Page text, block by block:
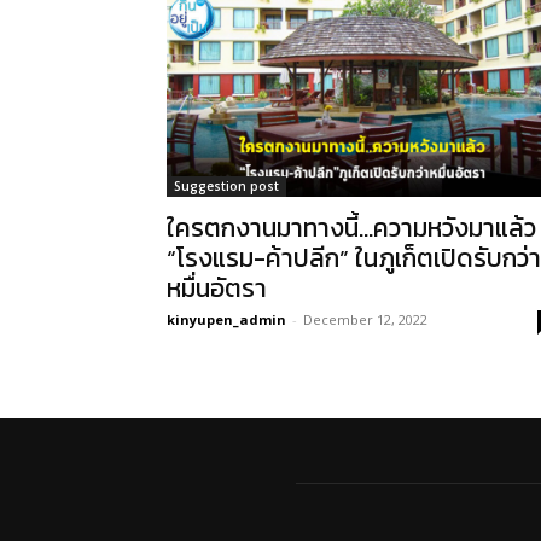
Suggestion post
ใครตกงานมาทางนี้…ความหวังมาแล้ว
“โรงแรม-ค้าปลีก” ในภูเก็ตเปิดรับกว่า
หมื่นอัตรา
kinyupen_admin - December 12, 2022